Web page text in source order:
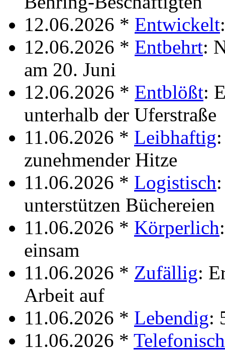
12.06.2026 * Entwickelt
12.06.2026 * Entbehrt:
am 20. Juni
12.06.2026 * Entblößt:
unterhalb der Uferstraße
11.06.2026 * Leibhaftig
zunehmender Hitze
11.06.2026 * Logistisch
unterstützen Büchereien
11.06.2026 * Körperlich
einsam
11.06.2026 * Zufällig:
Arbeit auf
11.06.2026 * Lebendig:
11.06.2026 * Telefonisch